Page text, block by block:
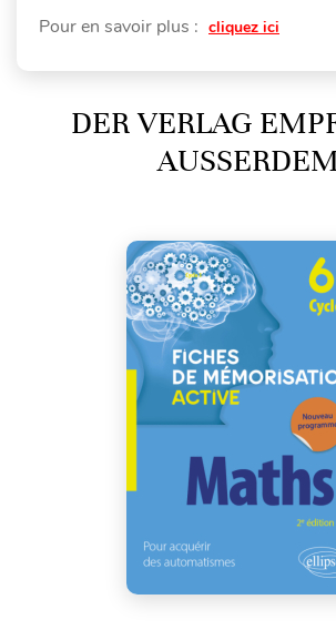
Pour en savoir plus : cliquez ici
DER VERLAG
AUSSERDEM